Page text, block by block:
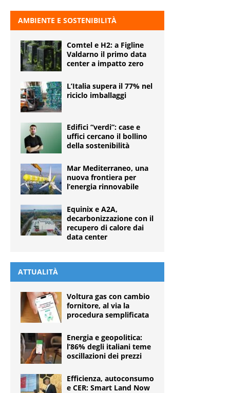
AMBIENTE E SOSTENIBILITÀ
Comtel e H2: a Figline
Valdarno il primo data
center a impatto zero
L’Italia supera il 77% nel
riciclo imballaggi
Edifici “verdi”: case e
uffici cercano il bollino
della sostenibilità
Mar Mediterraneo, una
nuova frontiera per
l’energia rinnovabile
Equinix e A2A,
decarbonizzazione con il
recupero di calore dai
data center
ATTUALITÀ
Voltura gas con cambio
fornitore, al via la
procedura semplificata
Energia e geopolitica:
l’86% degli italiani teme
oscillazioni dei prezzi
Efficienza, autoconsumo
e CER: Smart Land Now